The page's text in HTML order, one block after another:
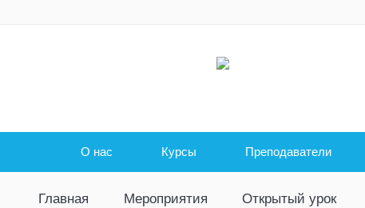
О нас Курсы Преподаватели
Главная Мероприятия Открытый урок